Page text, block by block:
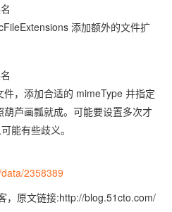
添加额外的文件扩
，添加合适的 mimeType 并指定
芦画瓢就成。可能要设置多次才
能有些歧义。
2358389
原文链接:http://blog.51cto.com/